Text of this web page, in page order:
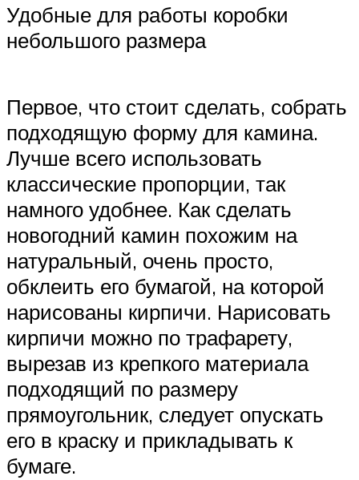
Удобные для работы коробки
небольшого размера
Первое, что стоит сделать, собрать
подходящую форму для камина.
Лучше всего использовать
классические пропорции, так
намного удобнее. Как сделать
новогодний камин похожим на
натуральный, очень просто,
обклеить его бумагой, на которой
нарисованы кирпичи. Нарисовать
кирпичи можно по трафарету,
вырезав из крепкого материала
подходящий по размеру
прямоугольник, следует опускать
его в краску и прикладывать к
бумаге.